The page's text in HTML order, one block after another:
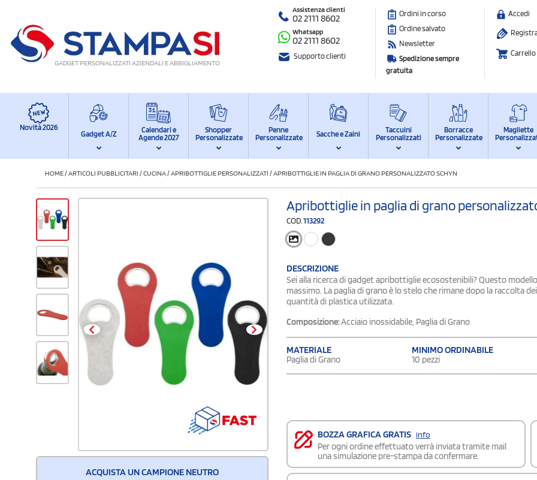
GADGET PERSONALIZZATI AZIENDALI E ABBIGLIAMENTO
Assistenza clienti
02 2111 8602
Whatsapp
02 2111 8602
Supporto clienti
Ordini in corso
Ordine salvato
Newsletter
Spedizione sempre
gratuita
Accedi
Carrello
Novità 2026
Gadget A/Z
Calendari e
Agende 2027
Shopper
Personalizzate
Penne
Personalizzate
Sacche e Zaini
Taccuini
Personalizzati
Borracce
Personalizzate
Magliette
HOME/ARTICOLI PUBBLICITARI /CUCINA/APRIBOTTIGLIE PERSONALIZZATI /APRIBOTTIGLIE IN PAGLIA DI GRANO PERSONALIZZATO SCHYN
ACQUISTA UN CAMPIONE NEUTRO
Apribottiglie in paglia di grano
COD. 113292
DESCRIZIONE
Sei alla ricerca di gadget apribottiglie ecosostenibili? Questo
massimo. La paglia di grano è lo stelo che rimane dopo la raccolta
quantità di plastica utilizzata.
Composizione:Acciaio inossidabile, Paglia di Grano
MATERIALE
Paglia di Grano
MINIMO ORDINABILE
10 pezzi
BOZZA GRAFICA GRATIS info
Per ogni ordine effettuato verrà inviata tramite mail
una simulazione pre-stampa da confermare.